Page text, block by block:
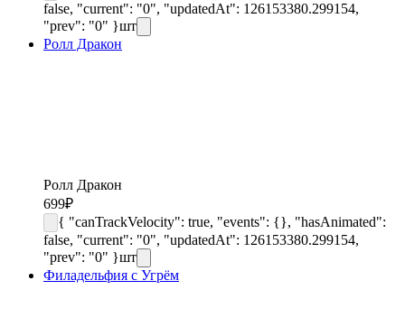
false, "current": "0", "updatedAt": 126153380.299154,
"prev": "0" }шт
Ролл Дракон
Ролл Дракон
699₽
{ "canTrackVelocity": true, "events": {}, "hasAnimated":
false, "current": "0", "updatedAt": 126153380.299154,
"prev": "0" }шт
Филадельфия с Угрём